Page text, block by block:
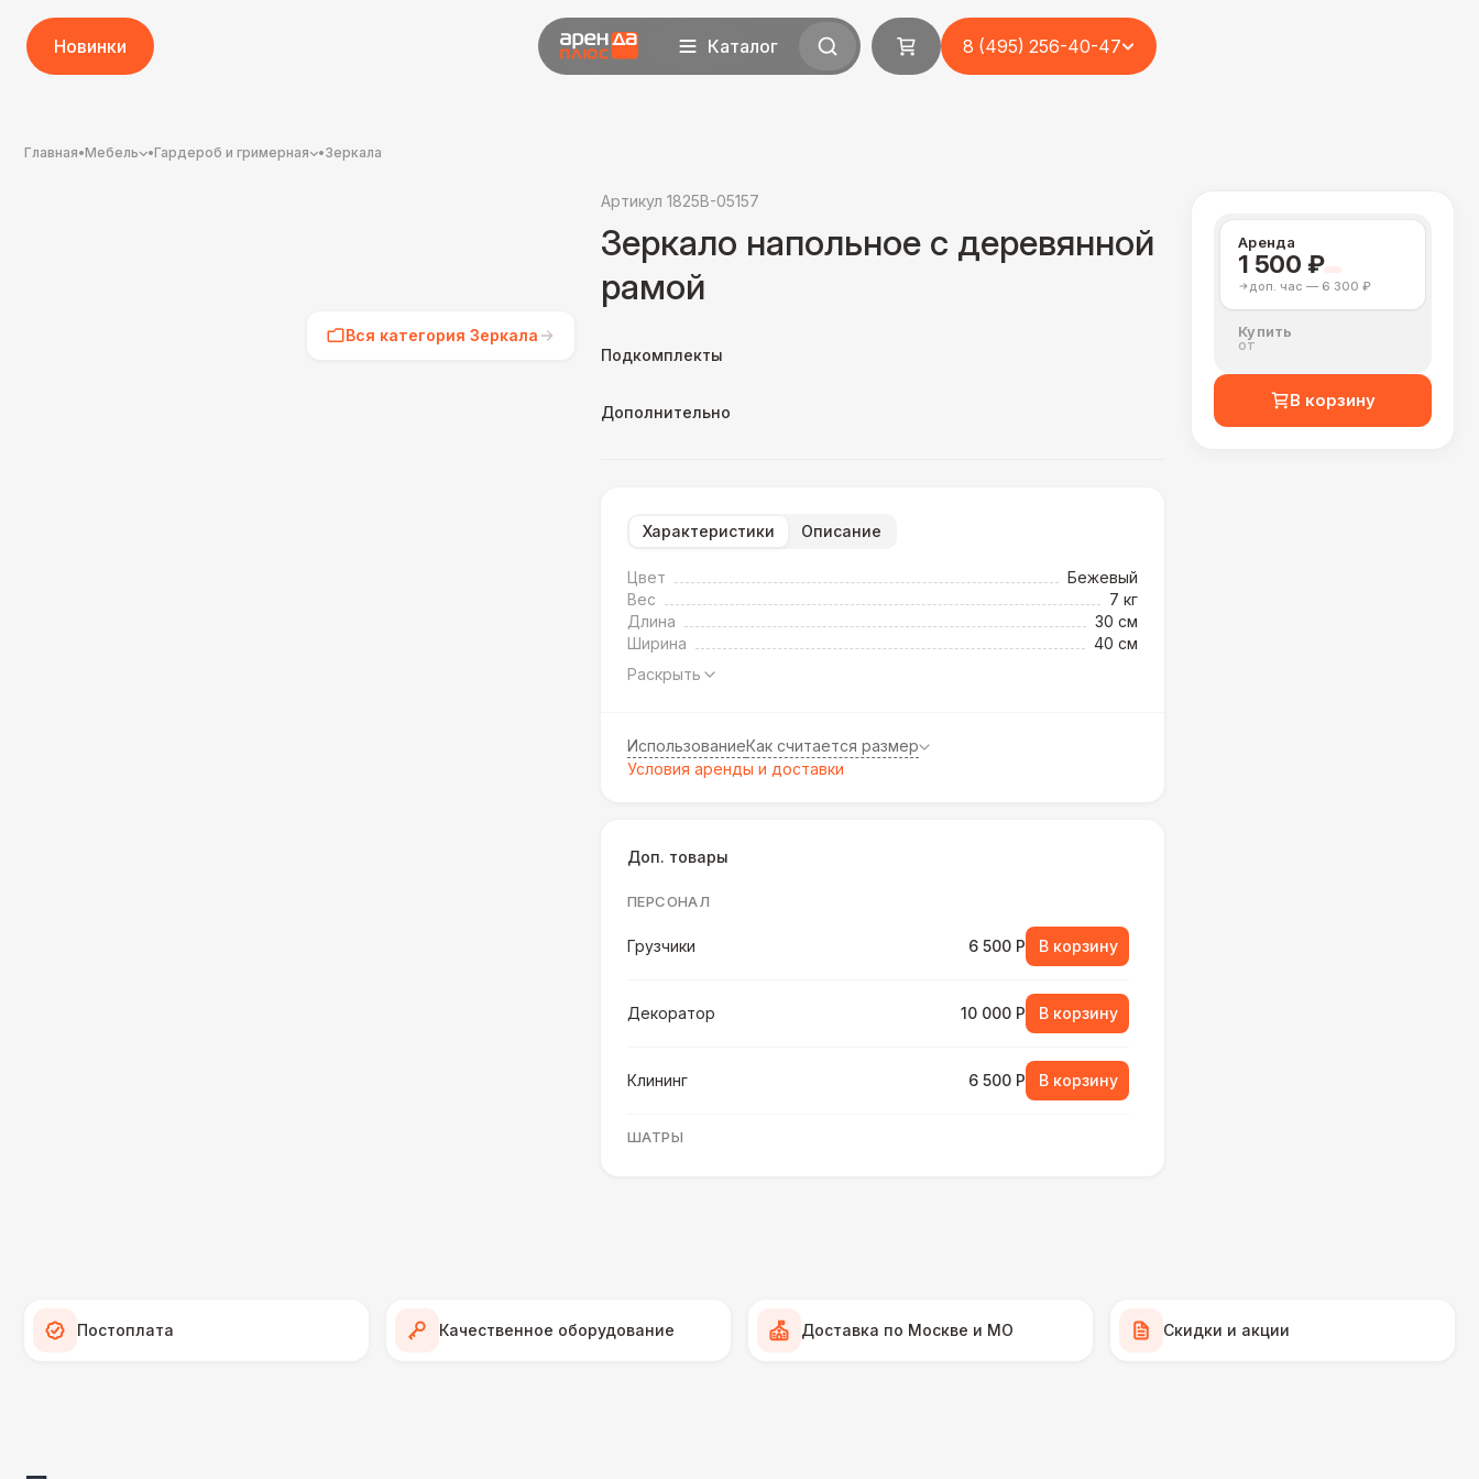
Новинки Каталог 8 (495) 256-40-47
Главная•Мебель •Гардероб и гримерная •Зеркала
Вся категория Зеркала
Артикул 1825B-05157
Зеркало напольное с деревянной
рамой
Подкомплекты
Дополнительно
Характеристики Описание
Цвет
Бежевый
Вес
7 кг
Длина
30 см
Ширина
40 см
Раскрыть
ИспользованиеКак считается размер
Условия аренды и доставки
Доп. товары
ПЕРСОНАЛ
Грузчики 6 500 Р В корзину
Декоратор 10 000 Р В корзину
Клининг 6 500 Р В корзину
ШАТРЫ
Аренда
1 500 ₽
доп. час — 6 300 ₽
Купить
от
В корзину
Постоплата Качественное оборудование Доставка по Москве и МО Скидки и акции